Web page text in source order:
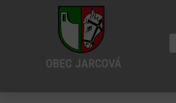
OBEC JARCOVÁ